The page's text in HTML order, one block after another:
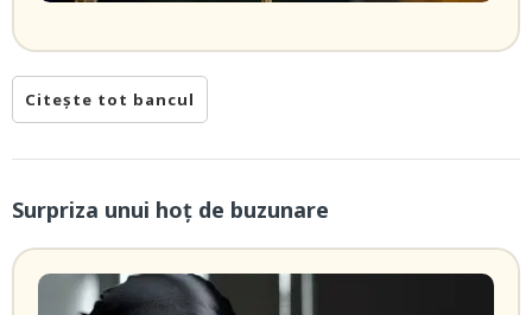
Citește tot bancul
Surpriza unui hoţ de buzunare